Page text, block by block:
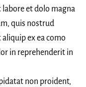
et dolo magna
quis nostrud
ex ea como
in reprehenderit in
non proident,